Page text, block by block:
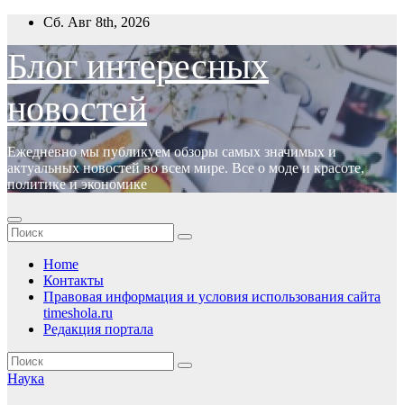
Перейти
содержимому
Сб. Авг 8th, 2026
Блог интересных
новостей
Ежедневно мы публикуем обзоры самых значимых и
актуальных новостей во всем мире. Все о моде и красоте,
политике и экономике
Home
Контакты
Правовая информация и условия использования сайта
timeshola.ru
Редакция портала
Наука